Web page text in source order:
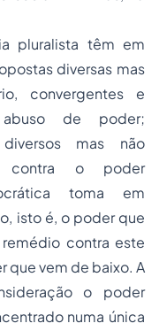
pluralista têm em
diversas mas
convergentes e
de poder;
mas não
contra o poder
toma em
isto é, o poder que
contra este
que vem de baixo. A
o poder
numa única